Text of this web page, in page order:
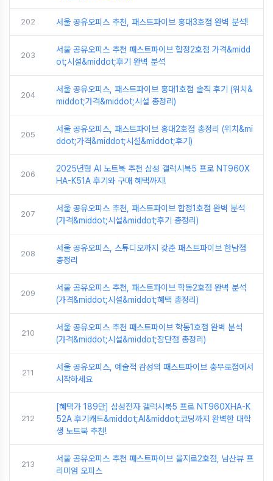
202 서울 공유오피스 추천, 패스트파이브 홍대3호점 완벽 분석!
203
서울 공유오피스 추천 패스트파이브 합정2호점 가격&midd
ot;시설&middot;후기 완벽 분석
204
서울 공유오피스, 패스트파이브 홍대1호점 솔직 후기 (위치&
middot;가격&middot;시설 총정리)
205
서울 공유오피스, 패스트파이브 홍대2호점 총정리 (위치&mi
ddot;가격&middot;시설&middot;후기)
206
2025년형 AI 노트북 추천 삼성 갤럭시북5 프로 NT960X
HA-K51A 후기와 구매 혜택까지!
207
서울 공유오피스 추천, 패스트파이브 합정1호점 완벽 분석
(가격&middot;시설&middot;후기 총정리)
208
서울 공유오피스, 스튜디오까지 갖춘 패스트파이브 한남점
총정리
209
서울 공유오피스 추천, 패스트파이브 학동2호점 완벽 분석
(가격&middot;시설&middot;혜택 총정리)
210
서울 공유오피스 추천 패스트파이브 학동1호점 완벽 분석
(가격&middot;시설&middot;장단점 총정리)
211
서울 공유오피스, 예술적 감성의 패스트파이브 충무로점에서
시작하세요
212
[혜택가 189만] 삼성전자 갤럭시북5 프로 NT960XHA-K
52A 후기캐드&middot;AI&middot;코딩까지 완벽한 대학
생 노트북 추천!
213
서울 공유오피스 추천 패스트파이브 을지로2호점, 남산뷰 프
리미엄 오피스